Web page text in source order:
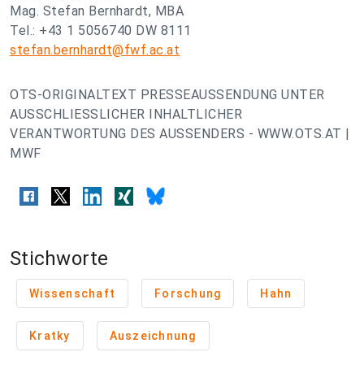
Mag. Stefan Bernhardt, MBA
Tel.: +43 1 5056740 DW 8111
stefan.bernhardt@fwf.ac.at
OTS-ORIGINALTEXT PRESSEAUSSENDUNG UNTER
AUSSCHLIESSLICHER INHALTLICHER
VERANTWORTUNG DES AUSSENDERS - WWW.OTS.AT |
MWF
Stichworte
Wissenschaft Forschung Hahn
Kratky Auszeichnung